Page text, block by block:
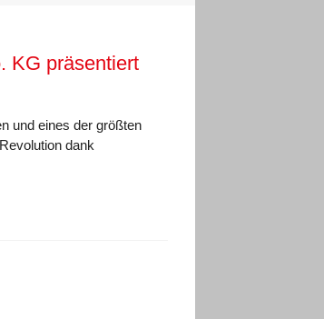
KG präsentiert
und eines der größten
dank